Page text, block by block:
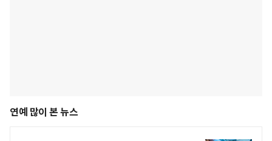
연예 많이 본 뉴스